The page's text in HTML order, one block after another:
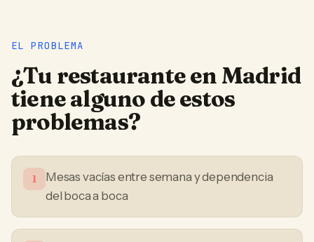
EL PROBLEMA
¿Tu restauranteen Madrid
tiene alguno de estos
problemas?
1
Mesas vacías entre semana y dependencia
del boca a boca